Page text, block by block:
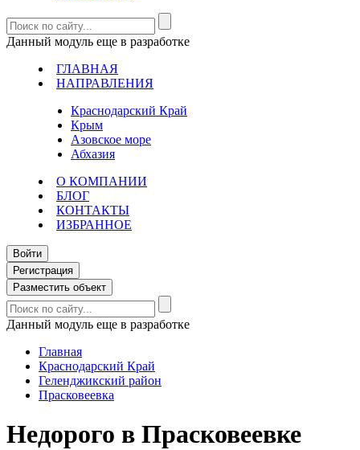
Данный модуль еще в разработке
ГЛАВНАЯ
НАПРАВЛЕНИЯ
Краснодарский Край
Крым
Азовское море
Абхазия
О КОМПАНИИ
БЛОГ
КОНТАКТЫ
ИЗБРАННОЕ
Войти
Регистрация
Разместить объект
Данный модуль еще в разработке
Главная
Краснодарский Край
Геленджикский район
Прасковеевка
Недорого в Прасковеевке